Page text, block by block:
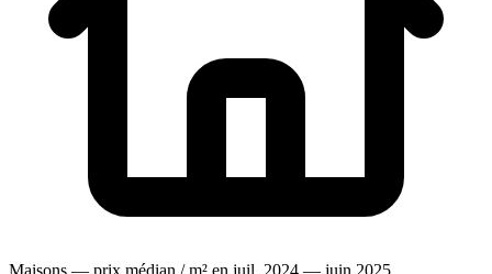
Maisons — prix médian / m² en juil. 2024 — juin 2025